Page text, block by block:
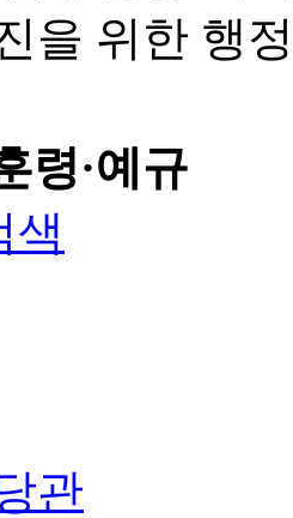
을 위한 행
령·예규
색
관